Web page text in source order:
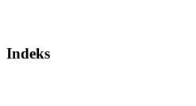
Indeks